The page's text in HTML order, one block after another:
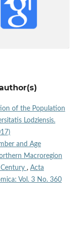
of the Population
Lodziensis.
and Age
Macroregion
, Acta
Vol. 3 No. 360